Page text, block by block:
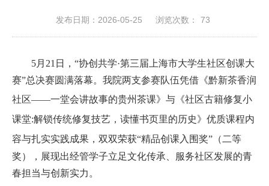
发布日期：2026-05-25 浏览次数： 73
5月21日，“协创共学·第三届上海市大学生社区创课大
赛”总决赛圆满落幕。我院两支参赛队伍凭借《黔新茶香润
社区——一堂会讲故事的贵州茶课》 与《社区古籍修复小
课堂:解锁传统修复技艺，读懂书页里的历史》优质课程内
容与扎实实践成果，双双荣获“精品创课入围奖”（ 二等
奖）
，展现出经管学子立足文化传承、服务社区发展的青
春担当与创新实力。